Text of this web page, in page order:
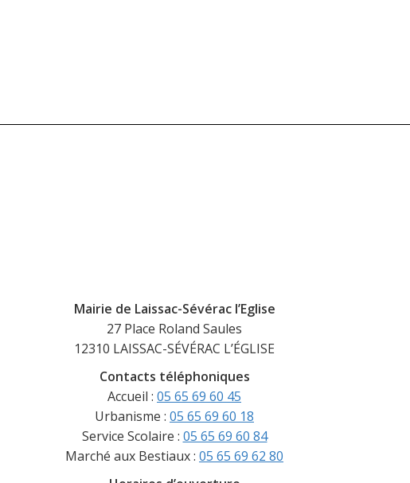
Mairie de Laissac-Sévérac l’Eglise
27 Place Roland Saules
12310 LAISSAC-SÉVÉRAC L’ÉGLISE
Contacts téléphoniques
Accueil : 05 65 69 60 45
Urbanisme : 05 65 69 60 18
Service Scolaire : 05 65 69 60 84
Marché aux Bestiaux : 05 65 69 62 80